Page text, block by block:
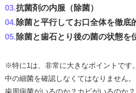
03.抗菌剤の内服（除菌）
04.除菌と平行してお口全体を徹底
05.除菌と歯石とり後の菌の状態を
※特に1は、非常に大きなポイントです
中の細菌を確認しなくてはなりません。